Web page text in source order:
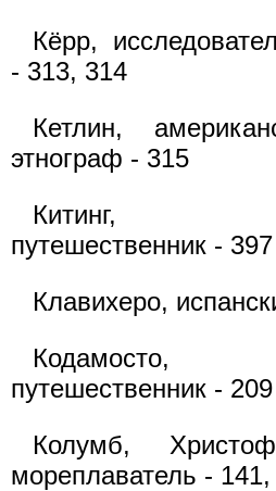
Кёрр,
- 313, 314
Кетлин,
этнограф - 315
Китинг,
путешественник - 397
Клавихеро,
Кодамосто,
путешественник - 209
Колумб,
мореплаватель -